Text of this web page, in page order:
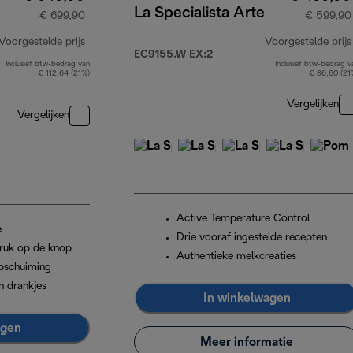
€ 699,90
prijs
originele prijs € 699,90
Inclusief btw-bedrag van
€ 112,64 (21%)
Vergelijken
op de knop
drankjes
La Specialista Arte
EC9155.W EX:2
€ 599,90
Voorgestelde prijs
Inclusief btw-bedrag
€ 86,60
Vergelijken
Active Temperature Control
Drie vooraf ingestelde recepten
Authentieke melkcreaties
In winkelwagen
Meer informatie